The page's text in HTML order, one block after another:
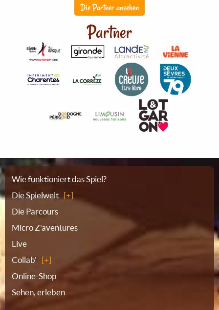
Die Partner ansehen
Partner
Sitemap
Wie funktioniert das Spiel?
Die Spielwelt
Die Parcours
Micro Z'aventures
Live
Collab'
Online-Shop
Sehen, erleben